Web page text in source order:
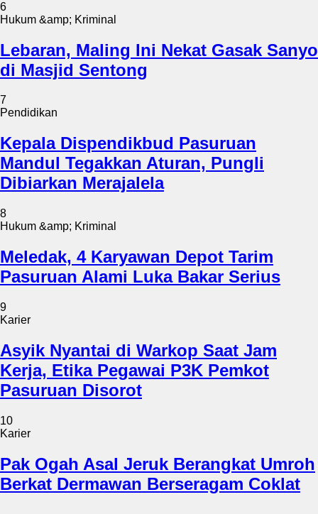
6
Hukum &amp; Kriminal
Lebaran, Maling Ini Nekat Gasak Sanyo
di Masjid Sentong
7
Pendidikan
Kepala Dispendikbud Pasuruan
Mandul Tegakkan Aturan, Pungli
Dibiarkan Merajalela
8
Hukum &amp; Kriminal
Meledak, 4 Karyawan Depot Tarim
Pasuruan Alami Luka Bakar Serius
9
Karier
Asyik Nyantai di Warkop Saat Jam
Kerja, Etika Pegawai P3K Pemkot
Pasuruan Disorot
10
Karier
Pak Ogah Asal Jeruk Berangkat Umroh
Berkat Dermawan Berseragam Coklat